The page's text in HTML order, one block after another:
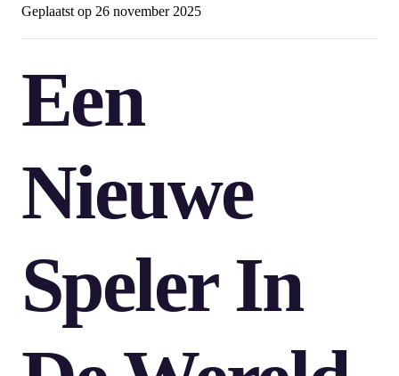
Geplaatst op 26 november 2025
Een
Nieuwe
Speler In